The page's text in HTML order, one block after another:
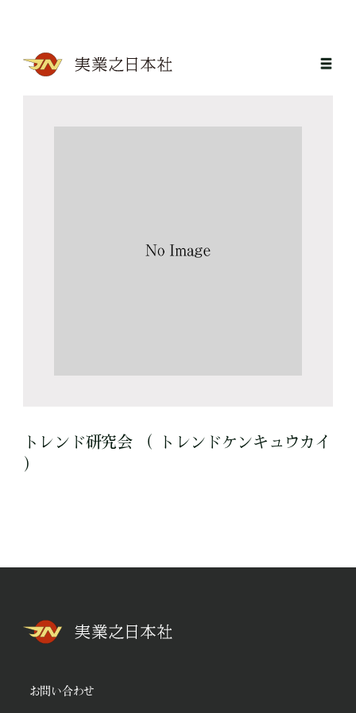
トレンド研究会 （ トレンドケンキュウカイ
）
お問い合わせ